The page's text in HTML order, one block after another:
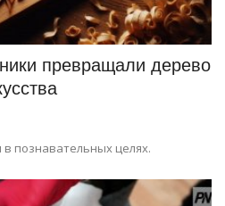
превращали дерево
познавательных целях.